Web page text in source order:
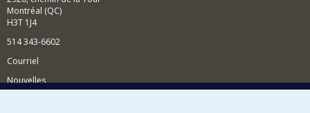
Montréal (QC)
H3T 1J4
514 343-6602
Courriel
Nouvelles